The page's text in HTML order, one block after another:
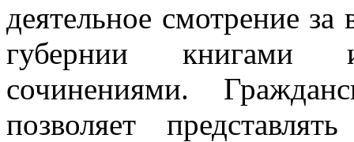
деятельное смотрение
губернии книгами
сочинениями.
позволяет